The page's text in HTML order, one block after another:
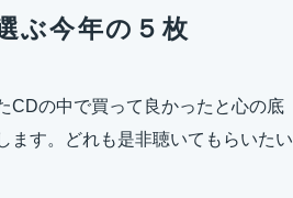
ぶ今年の５枚
CDの中で買って良かったと心の底
ます。どれも是非聴いてもらいたい